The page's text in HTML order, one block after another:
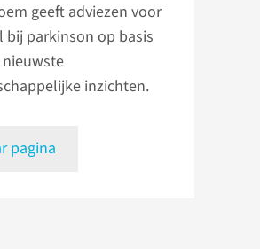
geeft adviezen voor
bij parkinson op basis
inzichten.
pagina